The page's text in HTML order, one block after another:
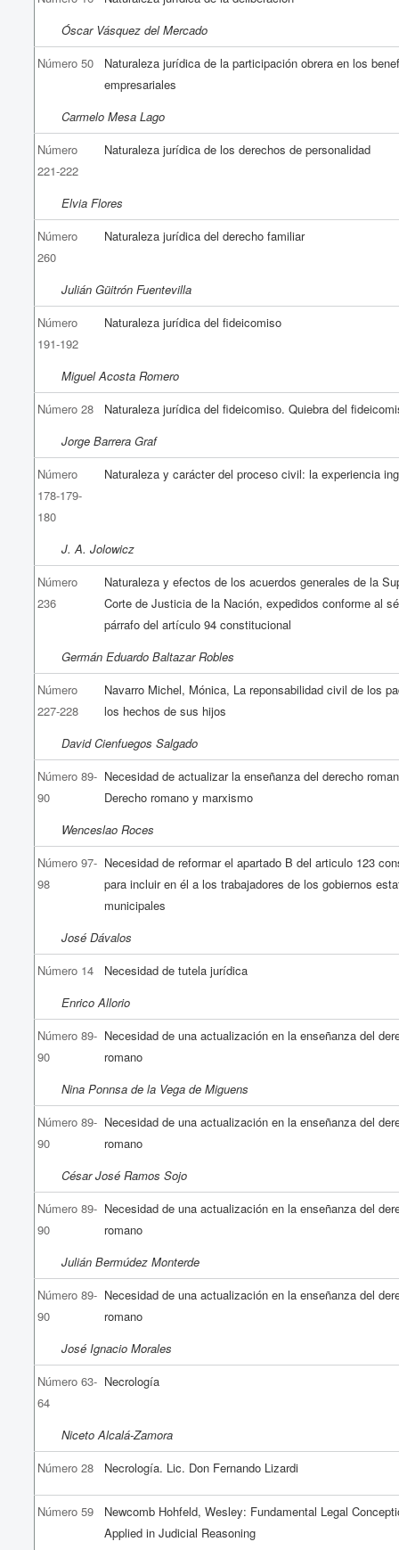
Óscar Vásquez del Mercado
Número 50
Naturaleza jurídica de la participación obrera en los
empresariales
Carmelo Mesa Lago
Número
221-222
Naturaleza jurídica de los derechos de personalidad
Elvia Flores
Número
260
Naturaleza jurídica del derecho familiar
Julián Güitrón Fuentevilla
Número
191-192
Naturaleza jurídica del fideicomiso
Miguel Acosta Romero
Número 28
Naturaleza jurídica del fideicomiso. Quiebra del
Jorge Barrera Graf
Número
178-179-
180
Naturaleza y carácter del proceso civil: la experiencia
J. A. Jolowicz
Número
236
Naturaleza y efectos de los acuerdos generales de la
Corte de Justicia de la Nación, expedidos conforme al
párrafo del artículo 94 constitucional
Germán Eduardo Baltazar Robles
Número
227-228
Navarro Michel, Mónica, La reponsabilidad civil de los
los hechos de sus hijos
David Cienfuegos Salgado
Número 89-
90
Necesidad de actualizar la enseñanza del derecho
Derecho romano y marxismo
Wenceslao Roces
Número 97-
98
Necesidad de reformar el apartado B del articulo 123
para incluir en él a los trabajadores de los gobiernos
municipales
José Dávalos
Número 14
Necesidad de tutela jurídica
Enrico Allorio
Número 89-
90
Necesidad de una actualización en la enseñanza del
romano
Nina Ponnsa de la Vega de Miguens
Número 89-
90
Necesidad de una actualización en la enseñanza del
romano
César José Ramos Sojo
Número 89-
90
Necesidad de una actualización en la enseñanza del
romano
Julián Bermúdez Monterde
Número 89-
90
Necesidad de una actualización en la enseñanza del
romano
José Ignacio Morales
Número 63-
64
Necrología
Niceto Alcalá-Zamora
Número 28
Necrología. Lic. Don Fernando Lizardi
Número 59
Newcomb Hohfeld, Wesley: Fundamental Legal
Applied in Judicial Reasoning